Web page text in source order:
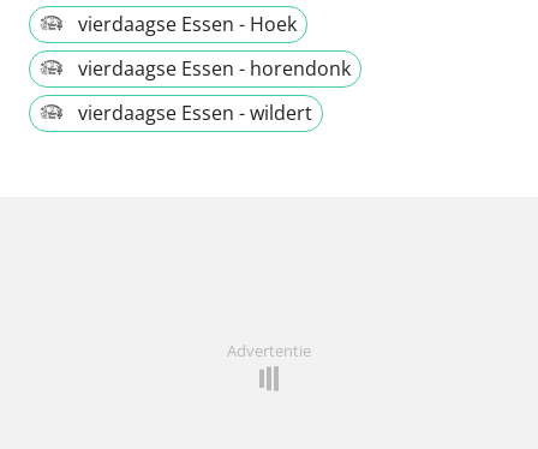
vierdaagse Essen - Hoek
vierdaagse Essen - horendonk
vierdaagse Essen - wildert
Advertentie